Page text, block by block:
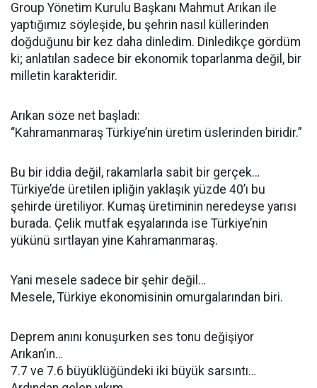
Group Yönetim Kurulu Başkanı Mahmut Arıkan ile
yaptığımız söyleşide, bu şehrin nasıl küllerinden
doğduğunu bir kez daha dinledim. Dinledikçe gördüm
ki; anlatılan sadece bir ekonomik toparlanma değil, bir
milletin karakteridir.
Arıkan söze net başladı:
“Kahramanmaraş Türkiye’nin üretim üslerinden biridir.”
Bu bir iddia değil, rakamlarla sabit bir gerçek…
Türkiye’de üretilen ipliğin yaklaşık yüzde 40’ı bu
şehirde üretiliyor. Kumaş üretiminin neredeyse yarısı
burada. Çelik mutfak eşyalarında ise Türkiye’nin
yükünü sırtlayan yine Kahramanmaraş.
Yani mesele sadece bir şehir değil…
Mesele, Türkiye ekonomisinin omurgalarından biri.
Deprem anını konuşurken ses tonu değişiyor
Arıkan’ın…
7.7 ve 7.6 büyüklüğündeki iki büyük sarsıntı…